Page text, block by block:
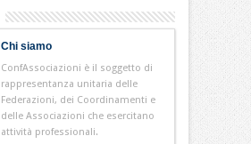
Chi siamo
ConfAssociazioni è il soggetto di
rappresentanza unitaria delle
Federazioni, dei Coordinamenti e
delle Associazioni che esercitano
attività professionali.